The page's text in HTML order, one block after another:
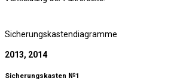
Sicherungskastendiagramme
2013, 2014
Sicherungskasten №1